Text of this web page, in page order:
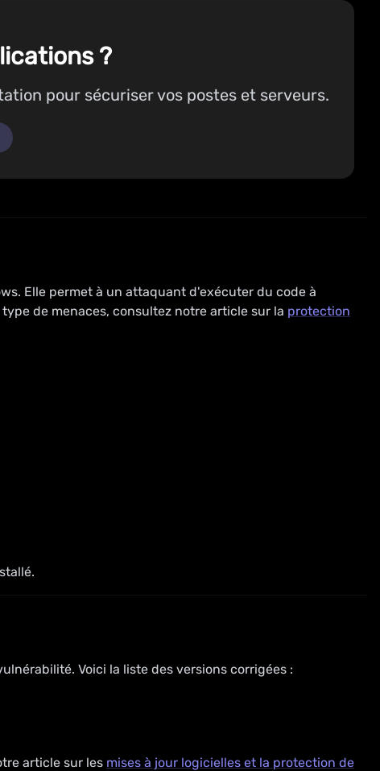
?
pour sécuriser vos postes et serveurs.
Elle permet à un attaquant d'exécuter du code à
de menaces, consultez notre article sur la protection
Voici la liste des versions corrigées :
article sur les mises à jour logicielles et la protection de